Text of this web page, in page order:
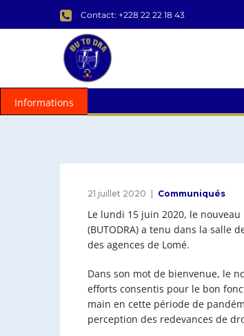
Contact: +228 22 22 18 43
Informations
21 juillet 2020 Communiqués
Le lundi 15 juin 2020, le
(BUTODRA) a tenu dans la salle
des agences de Lomé.
Dans son mot de bienvenue, le
efforts consentis pour le bon
main en cette période de
perception des redevances de